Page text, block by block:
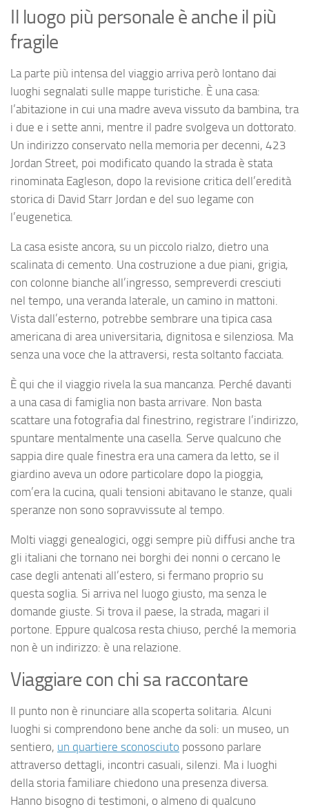
Il luogo più personale è anche il più
fragile
La parte più intensa del viaggio arriva però lontano dai
luoghi segnalati sulle mappe turistiche. È una casa:
l’abitazione in cui una madre aveva vissuto da bambina, tra
i due e i sette anni, mentre il padre svolgeva un dottorato.
Un indirizzo conservato nella memoria per decenni, 423
Jordan Street, poi modificato quando la strada è stata
rinominata Eagleson, dopo la revisione critica dell’eredità
storica di David Starr Jordan e del suo legame con
l’eugenetica.
La casa esiste ancora, su un piccolo rialzo, dietro una
scalinata di cemento. Una costruzione a due piani, grigia,
con colonne bianche all’ingresso, sempreverdi cresciuti
nel tempo, una veranda laterale, un camino in mattoni.
Vista dall’esterno, potrebbe sembrare una tipica casa
americana di area universitaria, dignitosa e silenziosa. Ma
senza una voce che la attraversi, resta soltanto facciata.
È qui che il viaggio rivela la sua mancanza. Perché davanti
a una casa di famiglia non basta arrivare. Non basta
scattare una fotografia dal finestrino, registrare l’indirizzo,
spuntare mentalmente una casella. Serve qualcuno che
sappia dire quale finestra era una camera da letto, se il
giardino aveva un odore particolare dopo la pioggia,
com’era la cucina, quali tensioni abitavano le stanze, quali
speranze non sono sopravvissute al tempo.
Molti viaggi genealogici, oggi sempre più diffusi anche tra
gli italiani che tornano nei borghi dei nonni o cercano le
case degli antenati all’estero, si fermano proprio su
questa soglia. Si arriva nel luogo giusto, ma senza le
domande giuste. Si trova il paese, la strada, magari il
portone. Eppure qualcosa resta chiuso, perché la memoria
non è un indirizzo: è una relazione.
Viaggiare con chi sa raccontare
Il punto non è rinunciare alla scoperta solitaria. Alcuni
luoghi si comprendono bene anche da soli: un museo, un
sentiero, un quartiere sconosciuto possono parlare
attraverso dettagli, incontri casuali, silenzi. Ma i luoghi
della storia familiare chiedono una presenza diversa.
Hanno bisogno di testimoni, o almeno di qualcuno